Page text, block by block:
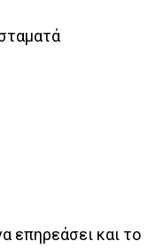
επηρεάσει και το